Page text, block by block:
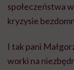
społeczeństwa
kryzysie
I tak pani
worki na